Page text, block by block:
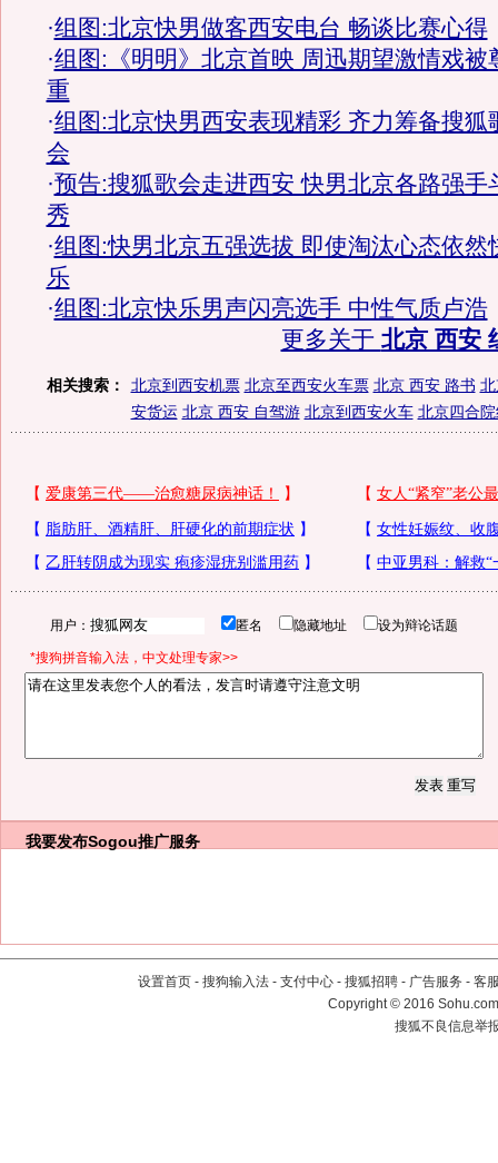
·组图:北京快男做客西安电台 畅谈比赛心得
·组图:《明明》北京首映 周迅期望激情戏被
重
·组图:北京快男西安表现精彩 齐力筹备搜狐
会
·预告:搜狐歌会走进西安 快男北京各路强手
秀
·组图:快男北京五强选拔 即使淘汰心态依然
乐
·组图:北京快乐男声闪亮选手 中性气质卢浩
更多关于 北京 西安
相关搜索： 北京到西安机票 北京至西安火车票 北京 西安 路书
安货运 北京 西安 自驾游 北京到西安火车 北京四合
用户： 匿名 隐藏地址 设为辩论话题
*搜狗拼音输入法，中文处理专家>>
我要发布Sogou推广服务
设置首页 - 搜狗输入法 - 支付中心 - 搜狐招聘 - 广告服务 - 客
Copyright©2016
搜狐不良信息举